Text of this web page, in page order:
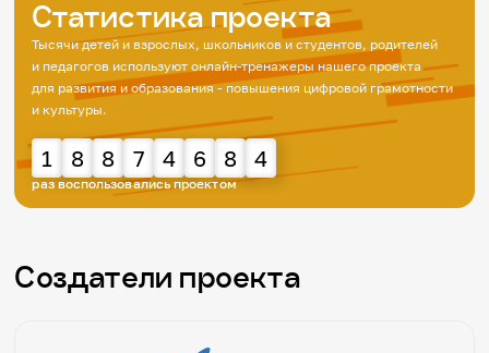
Статистика проекта
Тысячи детей и взрослых, школьников и студентов, родителей
и педагогов используют онлайн-тренажеры нашего проекта
для развития и образования - повышения цифровой грамотности
и культуры.
1 8 8 7 4 6 8 4
раз воспользовались проектом
Создатели проекта